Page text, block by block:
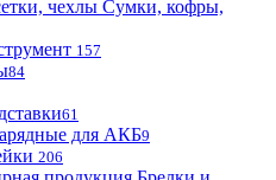
Сумки, кофры,
157
84
61
для АКБ9
206